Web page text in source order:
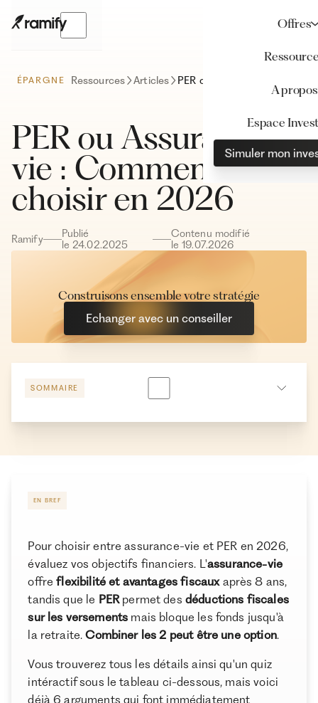
Offres
A propos
Espace
Simuler mon
ÉPARGNE Ressources Articles
PER ou Assurance-
vie : Comment
choisir en 2026
Ramify
Publié
le 24.02.2025
Contenu modifié
le19.07.2026
Construisons ensemble votre stratégie
Echanger avec un conseiller
SOMMAIRE
Quiz interactif pour vous aider à choisir entre
Les points communs du Plan Épargne Retraite et de
Les avantages et inconvénients de l’Assurance-vie
Les différences entre PER et Assurance-vie
Comment choisir entre le PER et l’Assurance-vie ?
Combiner les deux : pourquoi ouvrir un PER ET une
À propos de Ramify
Ramify est l’alternative digitale à la banque privée.
Pour une clientèle exigeante, nous combinons
expertise patrimoniale, technologie et sélection
EN BREF
Pour choisir entre assurance-vie et PER en 2026,
évaluez vos objectifs financiers. L'assurance-vie
offreflexibilité et avantages fiscauxaprès 8 ans,
tandis que le PERpermet des déductions fiscales
sur les versements mais bloque les fonds jusqu'à
la retraite.Combiner les 2 peut être une option.
Vous trouverez tous les détails ainsi qu'un quiz
intéractif sous le tableau ci-dessous, mais voici
déjà 6 arguments qui font immédiatement